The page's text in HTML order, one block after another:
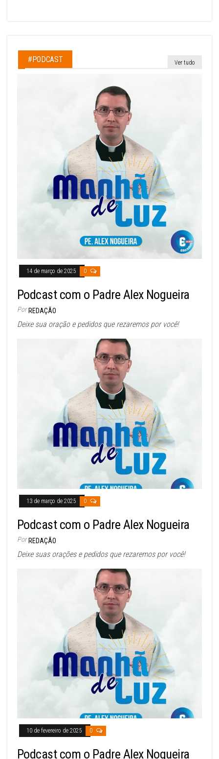
#PODCAST Ver tudo
14 de março de 2025 0
Podcast com o Padre Alex Nogueira
Por REDAÇÃO
Deixe sua oração e pedidos que rezaremos por você!
13 de março de 2025 0
Podcast com o Padre Alex Nogueira
Por REDAÇÃO
Deixe suas orações e pedidos que rezaremos por você!
10 de fevereiro de 2025 0
Podcast com o Padre Alex Nogueira